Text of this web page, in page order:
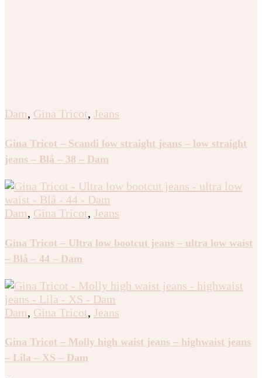
Dam, Gina Tricot, Jeans
Gina Tricot – Scandi low straight jeans – low straight
jeans – Blå – 38 – Dam
Dam, Gina Tricot, Jeans
Gina Tricot – Ultra low bootcut jeans – ultra low waist
– Blå – 44 – Dam
Dam, Gina Tricot, Jeans
Gina Tricot – Molly high waist jeans – highwaist jeans
– Lila – XS – Dam